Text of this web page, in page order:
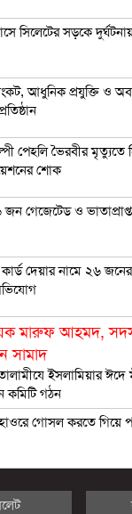
সিলেটের সড়কে
আধুনিক প্রযুক্তি ও
পেহলি ভৈরবীর মৃত্যুতে
শোক
জন গেজেটেড ও
কার্ড দেয়ার নামে ২৬
মারুফ আহমদ,
সামাদ
ইসলামিয়ার ঈদে
কমিটি গঠন
হাওরে গোসল করতে গিয়ে